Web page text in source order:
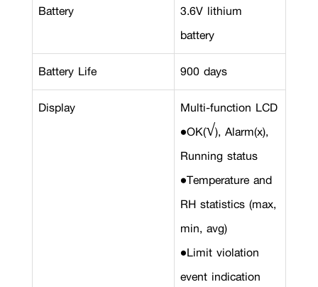
Battery
3.6V lithium
battery
Battery Life
900 days
Display
Multi-function LCD
•OK(√), Alarm(x),
Running status
•Temperature and
RH statistics (max,
min, avg)
•Limit violation
event indication